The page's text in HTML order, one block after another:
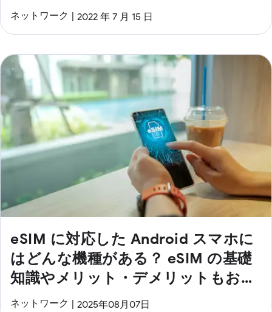
ネットワーク 2022 年 7 月 15 日
eSIM に対応した Android スマホに
はどんな機種がある？ eSIM の基礎
知識やメリット・デメリットもおさ
えよう
ネットワーク 2025年08月07日